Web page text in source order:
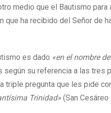
medio que el Bautismo para
ha recibido del Señor de
es dado «en el nombre
su referencia a las tres
triple pregunta que les pide
Trinidad» (San Cesáreo